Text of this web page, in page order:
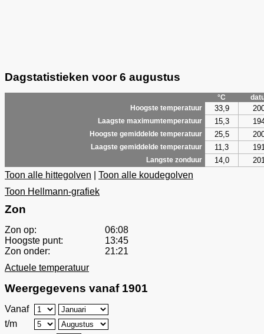
Dagstatistieken voor 6 augustus
°C
Hoogste temperatuur
33,9
Laagste maximumtemperatuur 15,3
Hoogste gemiddelde temperatuur 25,5
Laagste gemiddelde temperatuur 11,3
Langste zonduur 14,0
Toon alle hittegolven
Toon alle koudegolven
Toon Hellmann-grafiek
Zon
Zon op:
06:08
Hoogste punt:
13:45
Zon onder:
21:21
Actuele temperatuur
Weergegevens vanaf 1901
Vanaf
t/m